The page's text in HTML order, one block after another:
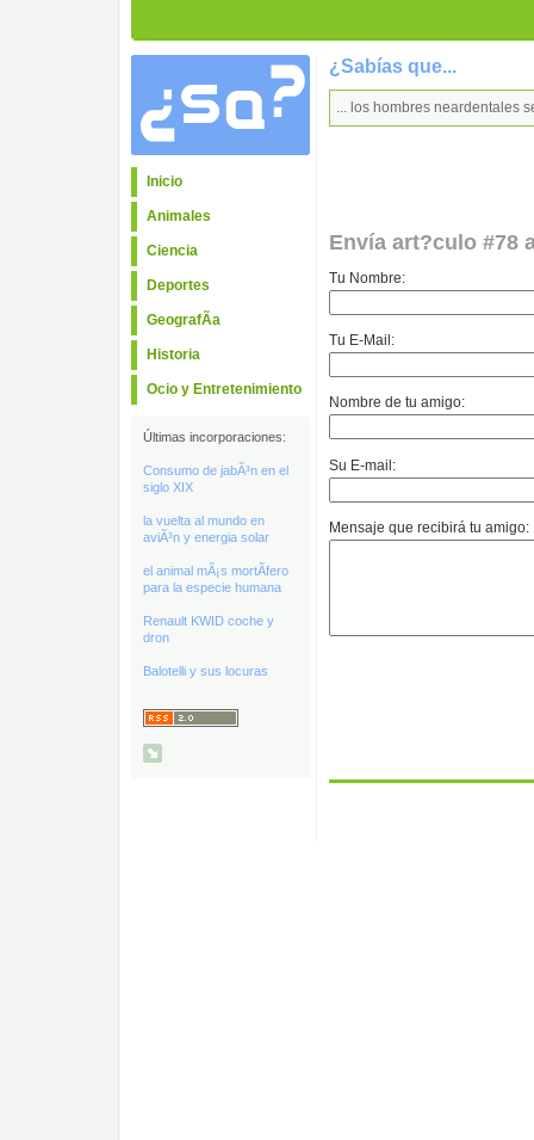
Inicio
Animales
Ciencia
Deportes
GeografÃ­a
Historia
Ocio y Entretenimiento
Últimas incorporaciones:
Consumo de jabÃ³n en el
siglo XIX
la vuelta al mundo en
aviÃ³n y energia solar
el animal mÃ¡s mortÃ­fero
para la especie humana
Renault KWID coche y
dron
Balotelli y sus locuras
¿Sabías que...
... los hombres neardentales
Envía art?culo #78
Tu Nombre:
Tu E-Mail:
Nombre de tu amigo:
Su E-mail:
Mensaje que recibirá tu amigo: